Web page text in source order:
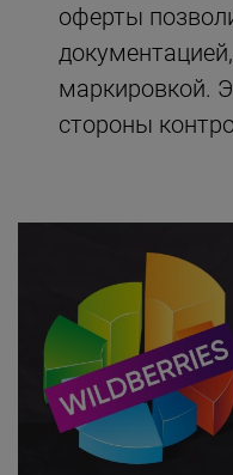
оферты
маркировкой.
стороны